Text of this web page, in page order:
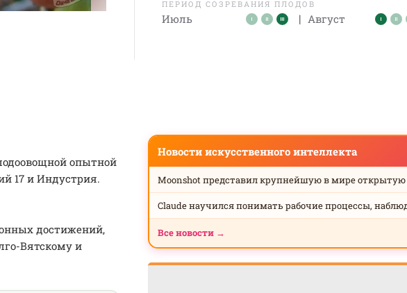
ПЕРИОД СОЗРЕВАНИЯ ПЛОДОВ
Июль | Август
опытной
17 и Индустрия.
достижений,
Вятскому и
Новости искусственного интеллекта
Moonshot представил крупнейшую в мире
Claude научился понимать рабочие процессы,
Все новости →